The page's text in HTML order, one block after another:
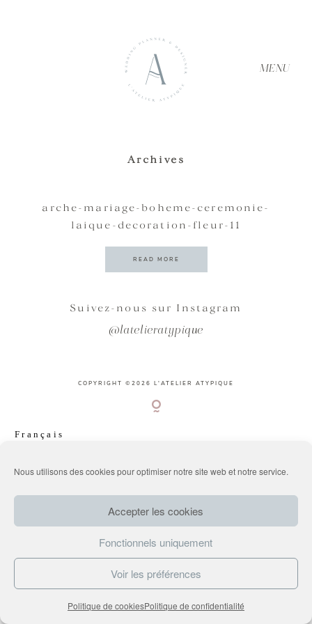
Nous utilisons des cookies pour optimiser notre site web et notre service.
Accepter les cookies
Fonctionnels uniquement
Voir les préférences
Politique de cookiesPolitique de confidentialité
MENU
Archives
arche-mariage-boheme-ceremonie-
laique-decoration-fleur-11
READ MORE
CONTACT
Suivez-nous sur Instagram
@latelieratypique
COPYRIGHT ©2026 L'ATELIER ATYPIQUE
Français